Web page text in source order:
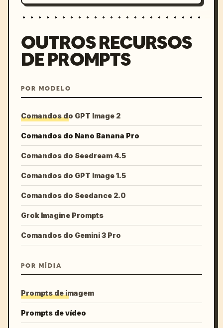
OUTROS RECURSOS
DE PROMPTS
POR MODELO
Comandos do GPT Image 2
Comandos do Nano Banana Pro
Comandos do Seedream 4.5
Comandos do GPT Image 1.5
Comandos do Seedance 2.0
Grok Imagine Prompts
Comandos do Gemini 3 Pro
POR MÍDIA
Prompts de imagem
Prompts de vídeo